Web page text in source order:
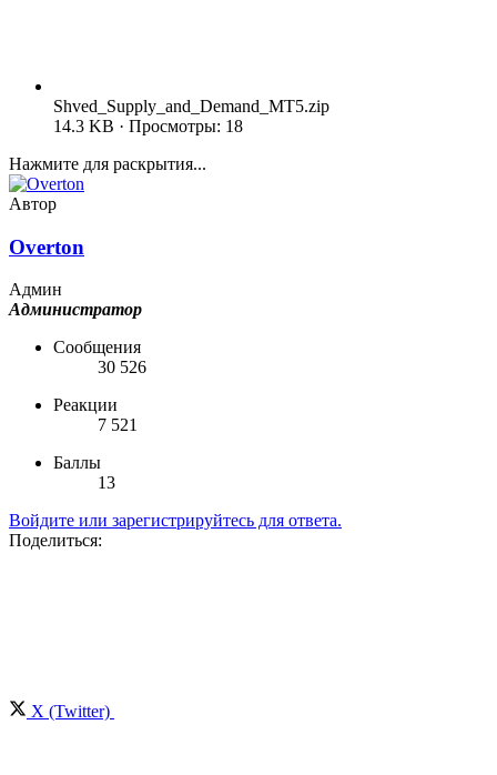
Shved_Supply_and_Demand_MT5.zip
14.3 KB · Просмотры: 18
Нажмите для раскрытия...
Автор
Overton
Админ
Администратор
Сообщения
30 526
Реакции
7 521
Баллы
13
Войдите или зарегистрируйтесь для ответа.
Поделиться:
X (Twitter)